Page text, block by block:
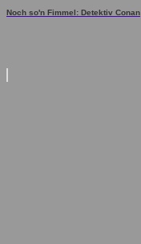
Noch so'n Fimmel: Detektiv Conan